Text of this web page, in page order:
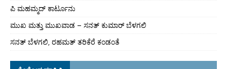
ಪಿ ಮಹಮ್ಮದ್ ಕಾರ್ಟೂನು
ಮುಖ ಮತ್ತು ಮುಖವಾಡ – ಸನತ್ ಕುಮಾರ್ ಬೆಳಗಲಿ
ಸನತ್ ಬೆಳಗಲಿ, ರಹಮತ್ ತರಿಕೆರೆ ಕಂಡಂತೆ